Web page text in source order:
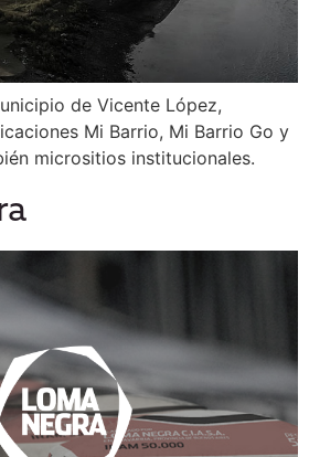
de Vicente López,
Mi Barrio, Mi Barrio Go y
micrositios institucionales.